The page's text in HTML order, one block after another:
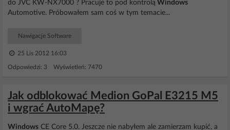
do JVC KW-NX7000 ? Pracuje to pod kontrolą Windows
Automotive. Próbowałem sam coś w tym temacie...
Nawigacje Software
25 Lis 2012 16:03
Odpowiedzi: 3 Wyświetleń: 7470
Jak odblokować Medion GoPal E3215 M5
i wgrać AutoMapę?
Windows CE Core 5.0. Jeszcze nie nabyłem ale zamierzam kupić, a